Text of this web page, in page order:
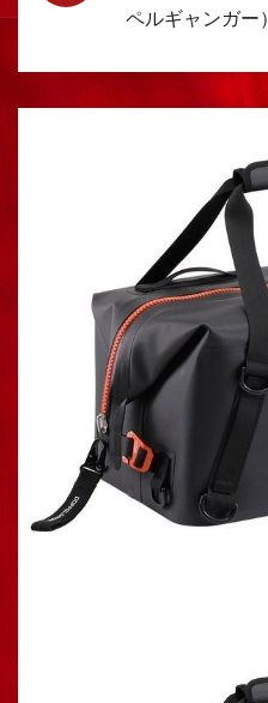
ペルギャンガー）